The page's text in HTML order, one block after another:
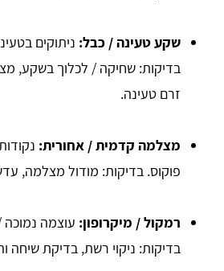
שקע טעינה / כבל: ניתוקים
בדיקות: שחיקה / לכלוך בשקע,
זרם טעינה.
מצלמה קדמית / אחורית:
פוקוס. בדיקות: מודול מצלמה,
רמקול / מיקרופון: עוצמה
בדיקות: ניקוי רשת, בדיקת שיחה